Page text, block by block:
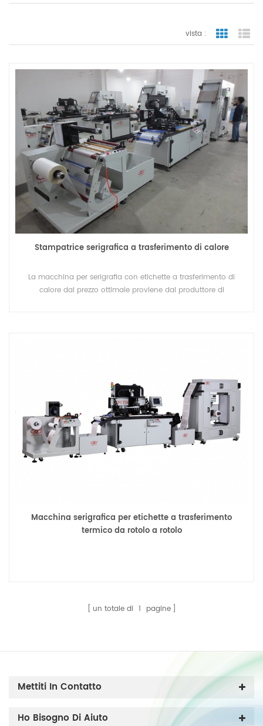
vista : vista a
Stampatrice serigrafica a trasferimento di calore
La macchina per serigrafia con etichette a trasferimento di
calore dal prezzo ottimale proviene dal produttore di
Macchina serigrafica per etichette a trasferimento
termico da rotolo a rotolo
un totale di 1 pagine
Mettiti In Contatto
Ho Bisogno Di Aiuto